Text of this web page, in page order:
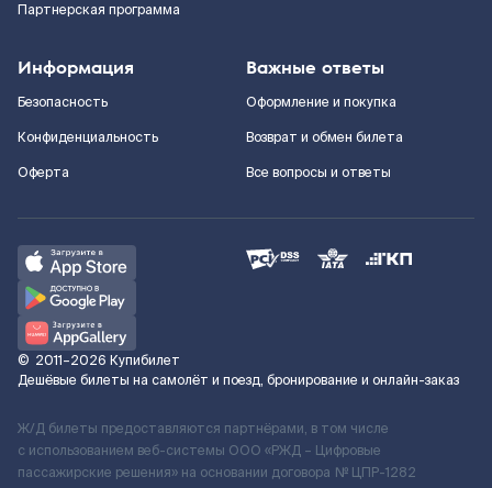
Партнерская программа
Информация
Безопасность
Конфиденциальность
Оферта
Важные ответы
Оформление и покупка
Возврат и обмен билета
Все вопросы и ответы
© 2011–2026 Купибилет
Дешёвые билеты на самолёт и поезд, бронирование и онлайн-заказ
Ж/Д билеты предоставляются партнёрами, в том числе
с использованием веб-системы ООО «РЖД – Цифровые
пассажирские решения» на основании договора № ЦПР-1282